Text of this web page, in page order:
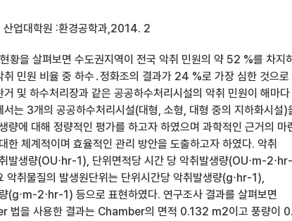
업대학원 :환경공학과,2014. 2
황을 살펴보면 수도권지역이 전국 악취 민원의 약 52 %를 차지
취 민원 비율 중 하수․정화조의 결과가 24 %로 가장 심한 것으로
및 하수처리장과 같은 공공하수처리시설의 악취 민원이 해마다
는 3개의 공공하수처리시설(대형, 소형, 대형 중의 지하화시설)
량에 대해 정량적인 평가를 하고자 하였으며 과학적인 근거의 마
한 체계적이며 효율적인 관리 방안을 도출하고자 하였다. 악취
발생량(OU⋅hr-1), 단위면적당 시간 당 악취발생량(OU⋅m-
악취물질의 발생원단위는 단위시간당 악취발생량(g⋅hr-1),
(g⋅m-2⋅hr-1) 등으로 표현하였다. 연구조사 결과를 살펴보면
법을 사용한 결과는 Chamber의 면적 0.132 m2이고 풍량이